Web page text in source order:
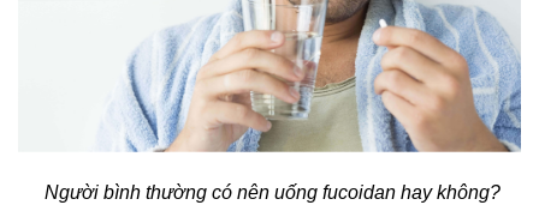
Người bình thường có nên uống fucoidan hay không?